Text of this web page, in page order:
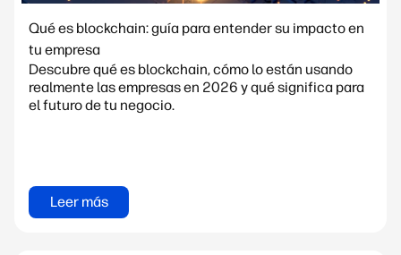
Qué es blockchain: guía para entender su impacto en
tu empresa
Descubre qué es blockchain, cómo lo están usando
realmente las empresas en 2026 y qué significa para
el futuro de tu negocio.
Leer más